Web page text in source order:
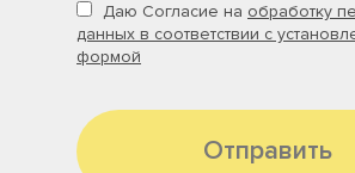
Даю Согласие на обработку
данных в соответствии с
формой
Отправить